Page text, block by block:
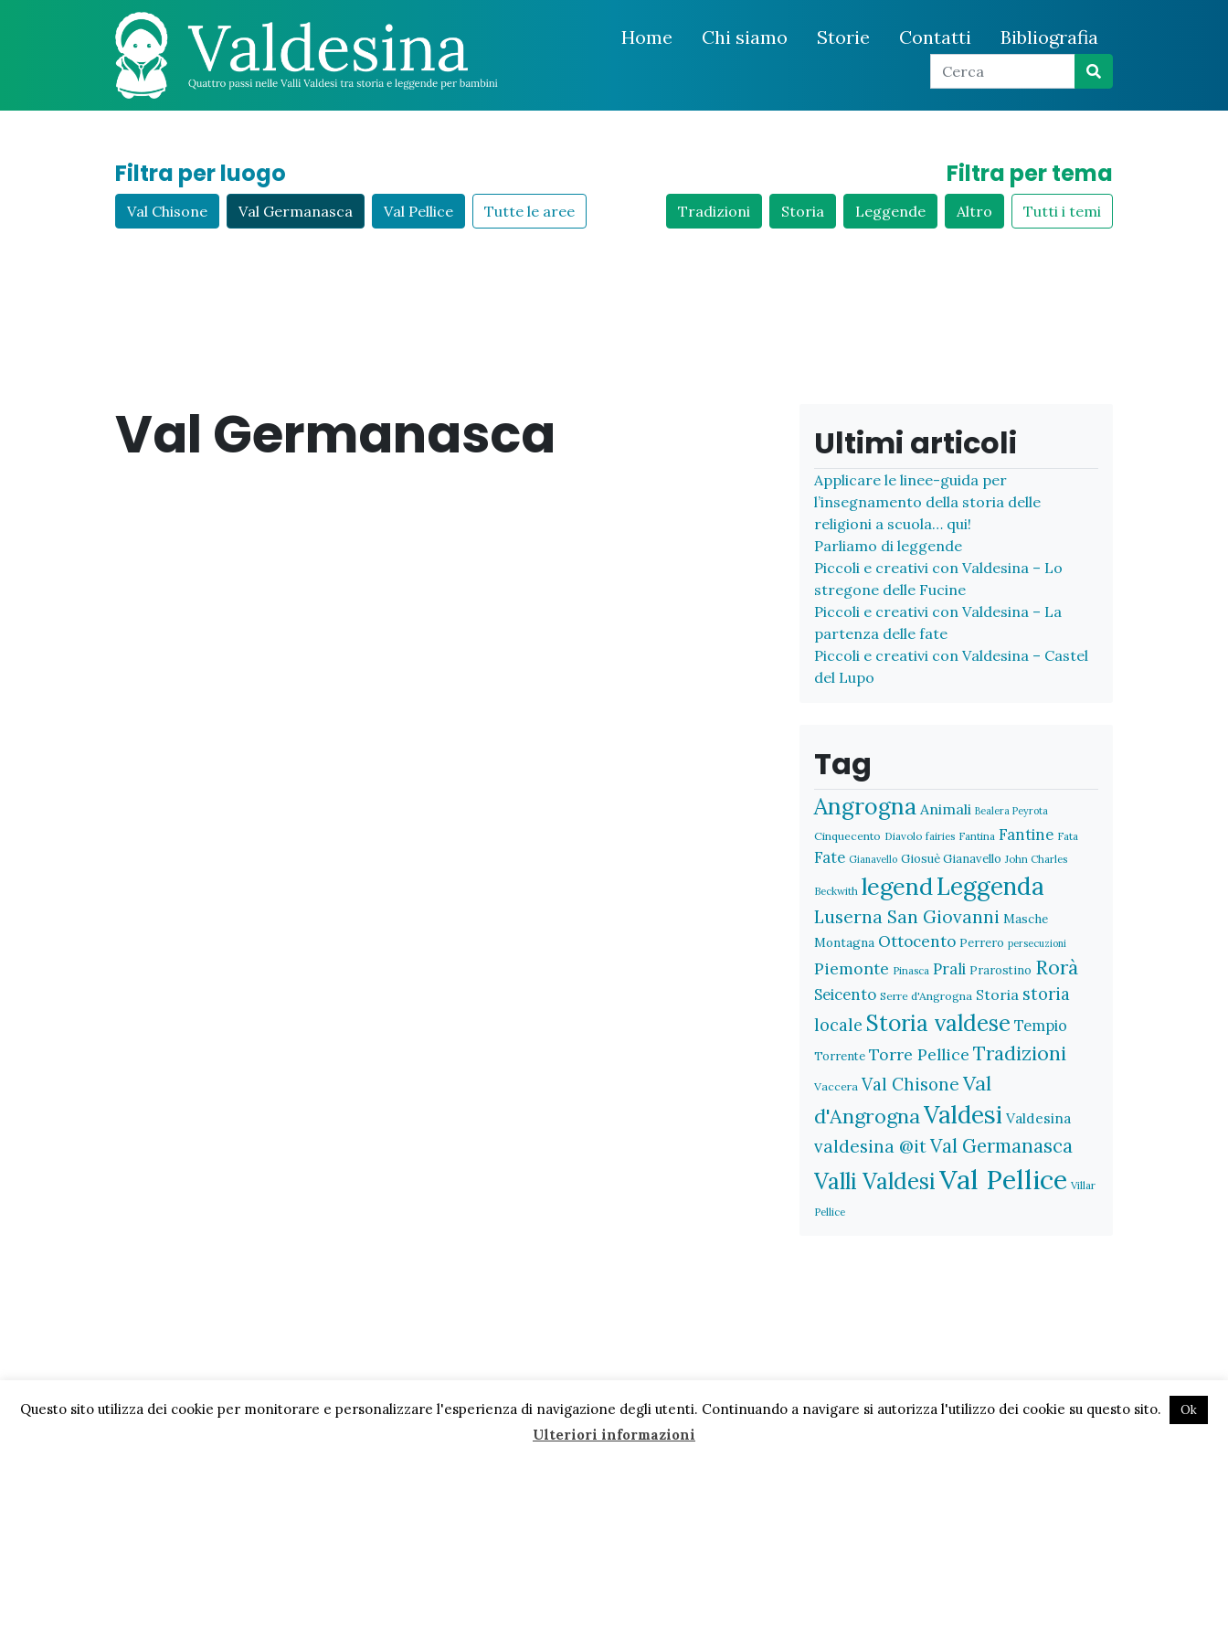
Home Chi siamo Storie Contatti Bibliografia
Filtra per luogo
Val Chisone Val Germanasca Val Pellice Tutte le aree
Filtra per tema
Tradizioni Storia Leggende Altro Tutti i temi
Val Germanasca Ultimi articoli
Applicare le linee-guida per
l’insegnamento della storia delle
religioni a scuola… qui!
Parliamo di leggende
Piccoli e creativi con Valdesina – Lo
stregone delle Fucine
Piccoli e creativi con Valdesina – La
partenza delle fate
Piccoli e creativi con Valdesina – Castel
del Lupo
Tag
Angrogna Animali Bealera Peyrota
Cinquecento Diavolo fairies Fantina Fantine Fata
Fate Gianavello Giosuè Gianavello John Charles
Beckwith legendLeggenda
Luserna San Giovanni Masche
Montagna Ottocento Perrero persecuzioni
Piemonte Pinasca Prali Prarostino Rorà
Seicento Serre d'Angrogna Storia storia
locale Storia valdese Tempio
Torrente Torre Pellice Tradizioni
Vaccera Val Chisone Val
d'AngrognaValdesi Valdesina
valdesina @itVal Germanasca
Valli ValdesiVal Pellice Villar
Pellice
Questo sito utilizza dei cookie per monitorare e personalizzare l'esperienza di navigazione degli utenti. Continuando a navigare si autorizza l'utilizzo dei cookie su questo sito. Ok
Ulteriori informazioni